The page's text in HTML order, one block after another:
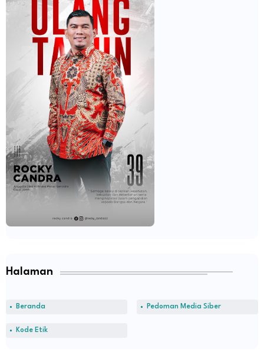
Halaman
Beranda Pedoman Media Siber
Kode Etik